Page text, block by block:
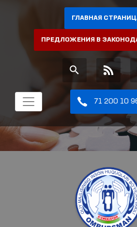
ГЛАВНАЯ
ПРЕДЛОЖЕНИЯ В
71 200 10